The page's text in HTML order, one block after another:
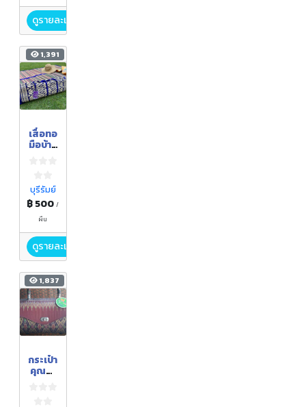
ดูรายละเอียด
1,391
เสื่อทอ
มือบ้าน
บุรีรัมย์
฿ 500/
ผืน
ดูรายละเอียด
1,837
กระเป๋า
คุณนา